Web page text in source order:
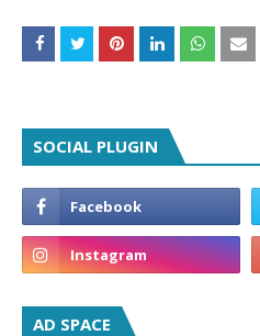
SOCIAL PLUGIN
AD SPACE